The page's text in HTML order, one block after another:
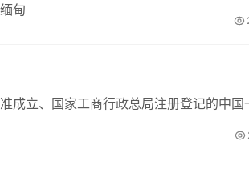
甸
成立、国家工商行政总局注册登记的中国